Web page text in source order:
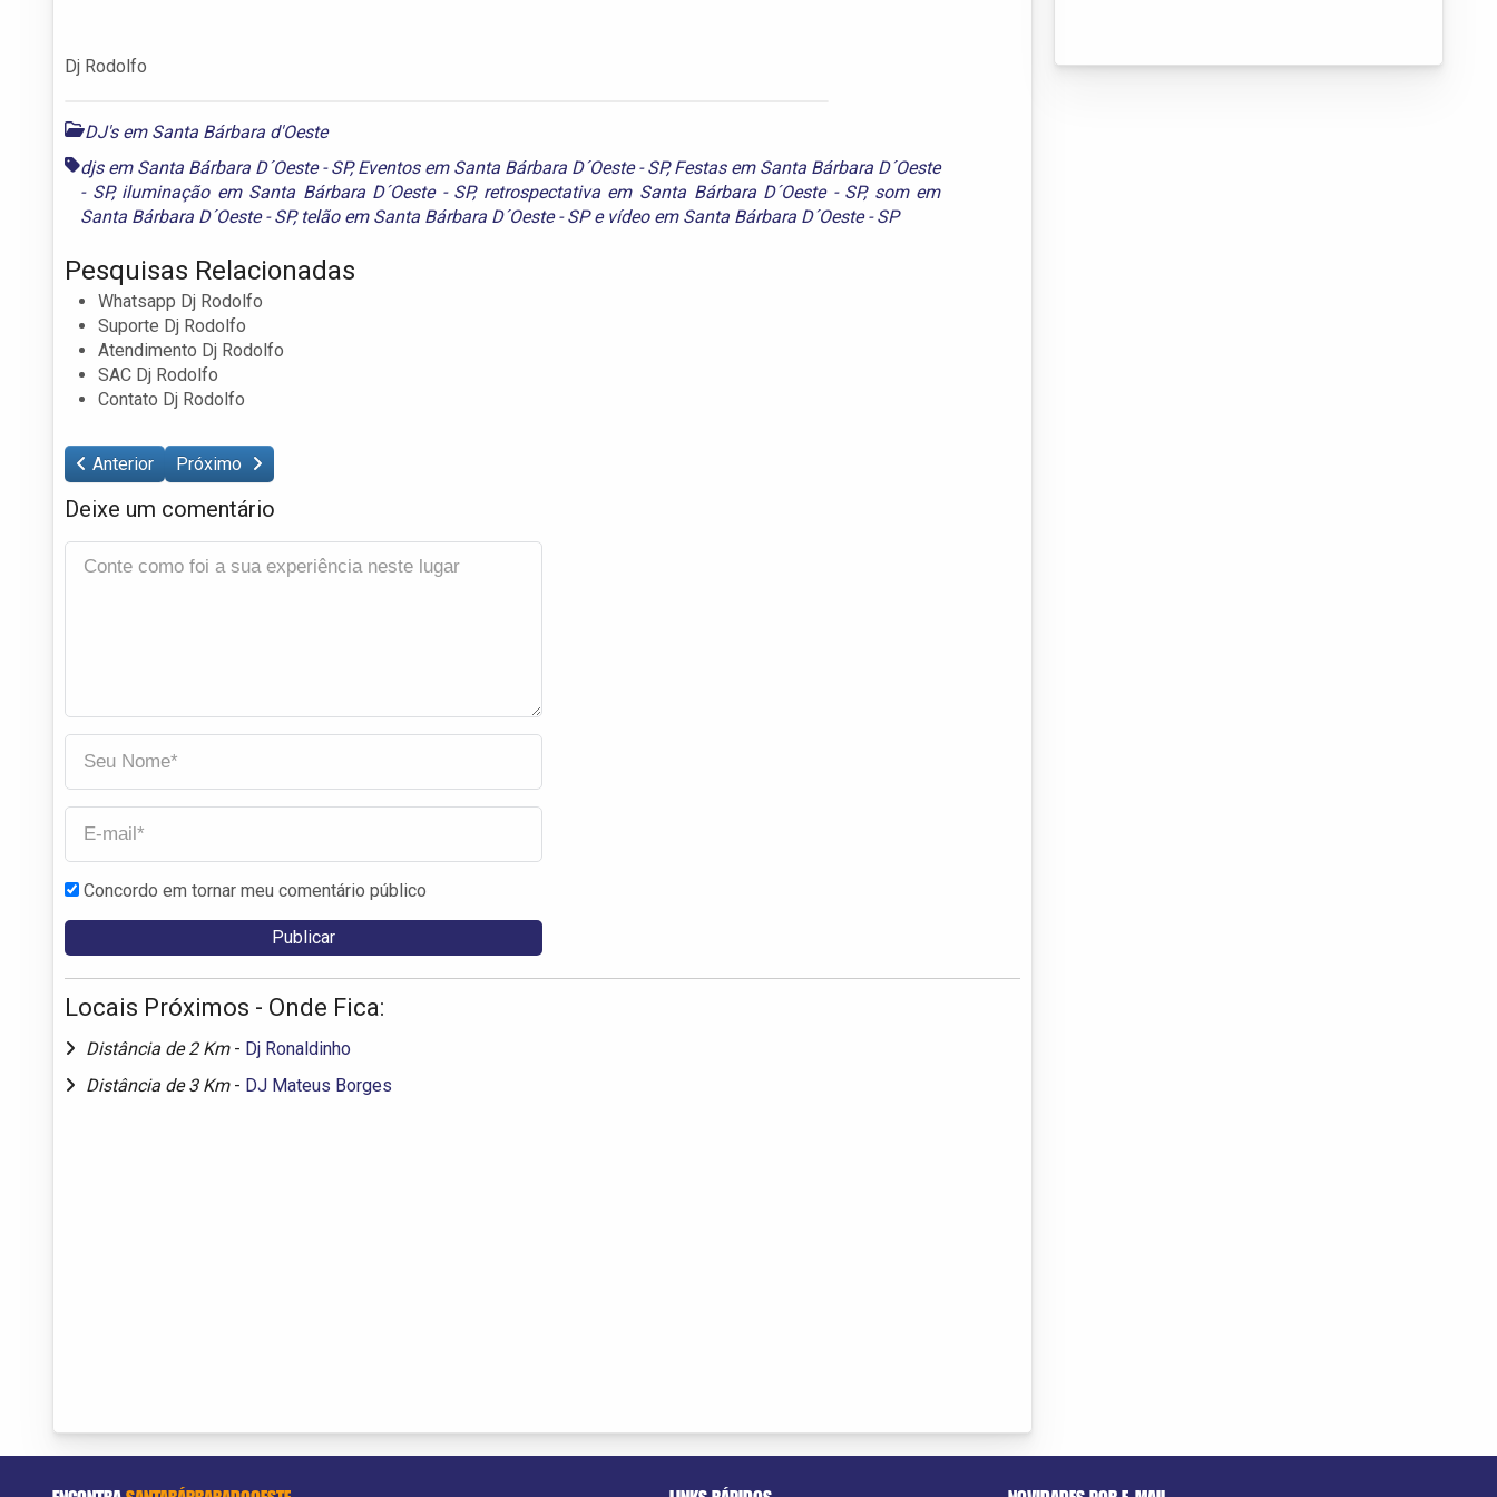
Dj Rodolfo
DJ's em Santa Bárbara d'Oeste
djs em Santa Bárbara D´Oeste - SP,Eventos em Santa Bárbara D´Oeste - SP,Festas em Santa Bárbara D´Oeste
- SP, iluminação em Santa Bárbara D´Oeste - SP, retrospectativa em Santa Bárbara D´Oeste - SP, som em
Santa Bárbara D´Oeste - SP, telão em Santa Bárbara D´Oeste - SPe vídeo em Santa Bárbara D´Oeste - SP
Pesquisas Relacionadas
Whatsapp Dj Rodolfo
Suporte Dj Rodolfo
Atendimento Dj Rodolfo
SAC Dj Rodolfo
Contato Dj Rodolfo
Anterior Próximo
Deixe um comentário
Concordo em tornar meu comentário público
Locais Próximos - Onde Fica:
Distância de 2 Km - Dj Ronaldinho
Distância de 3 Km - DJ Mateus Borges